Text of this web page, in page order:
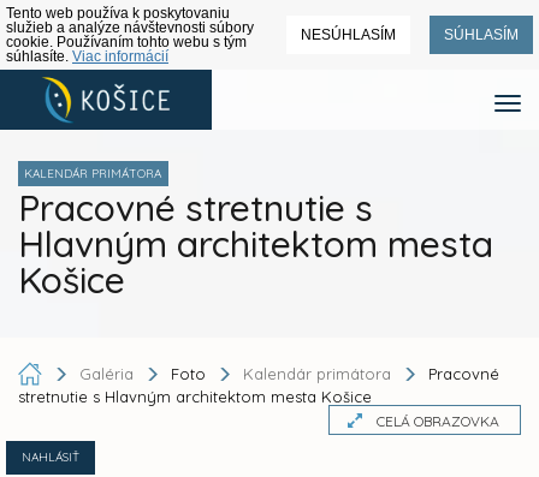
Tento web používa k poskytovaniu
služieb a analýze návštevnosti súbory
cookie. Používaním tohto webu s tým
súhlasíte. Viac informácií
NESÚHLASÍM SÚHLASÍM
KALENDÁR PRIMÁTORA
Pracovné stretnutie s
Hlavným architektom mesta
Košice
Galéria Foto Kalendár primátora
Pracovné
stretnutie s Hlavným architektom mesta Košice
CELÁ OBRAZOVKA
NAHLÁSIŤ